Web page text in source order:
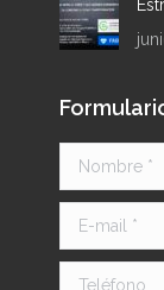
Nombre *
E-mail *
Teléfono